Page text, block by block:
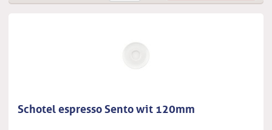
Schotel espresso Sento wit 120mm